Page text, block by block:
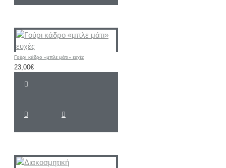
Γούρι κάδρο «μπλε μάτι» ευχές
23,00€